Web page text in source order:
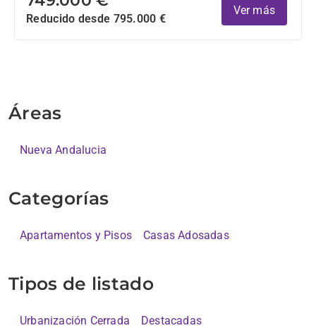
Reducido desde 795.000 €
Ver más
Áreas
Nueva Andalucia
Categorías
Apartamentos y Pisos Casas Adosadas
Tipos de listado
Urbanización Cerrada Destacadas